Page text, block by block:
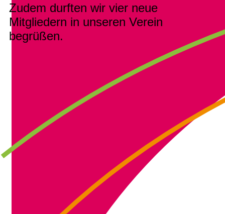
Zudem durften wir vier neue
Mitgliedern in unseren Verein
begrüßen.